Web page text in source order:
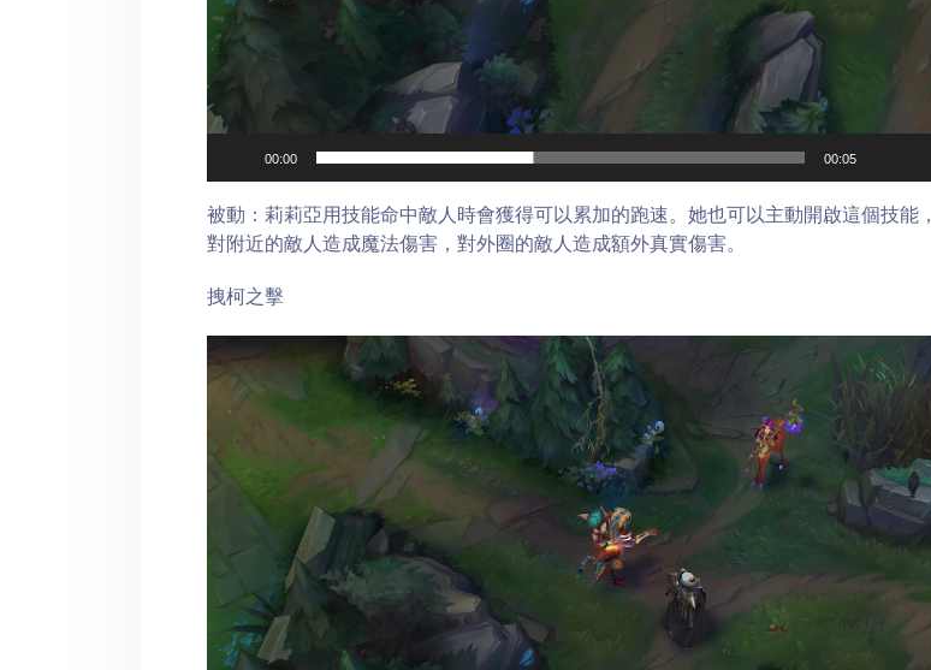
00:00 00:05
被動：莉莉亞用技能命中敵人時會獲得可以累加的跑速。她也可以主動開啟這個技能，
對附近的敵人造成魔法傷害，對外圈的敵人造成額外真實傷害。
拽柯之擊
Video
Player